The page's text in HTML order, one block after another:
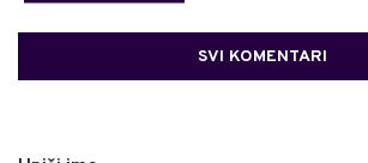
SVI KOMENTARI